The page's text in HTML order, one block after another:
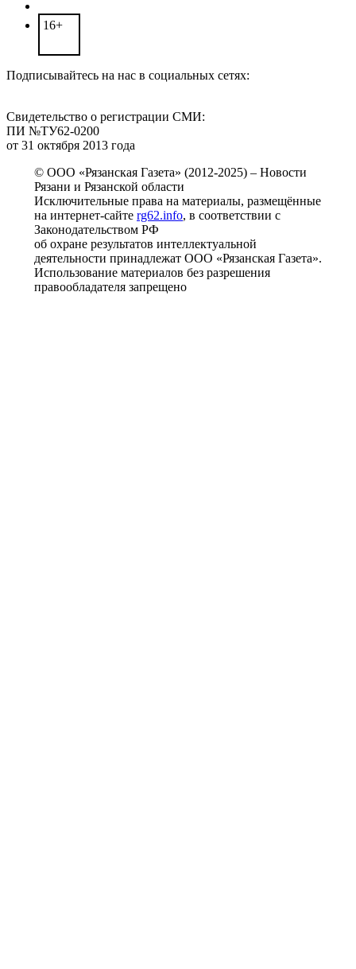
16+
Подписывайтесь на нас в социальных сетях:
Свидетельство о регистрации СМИ:
ПИ №ТУ62-0200
от 31 октября 2013 года
© ООО «Рязанская Газета» (2012-2025) – Новости
Рязани и Рязанской области
Исключительные права на материалы, размещённые
на интернет-сайте rg62.info, в соответствии с
Законодательством РФ
об охране результатов интеллектуальной
деятельности принадлежат ООО «Рязанская Газета».
Использование материалов без разрешения
правообладателя запрещено